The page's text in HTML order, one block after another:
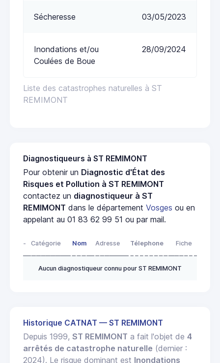
Liste des catastrophes naturelles à ST
REMIMONT
Sécheresse 03/05/2023
Inondations et/ou
Coulées de Boue
28/09/2024
Diagnostiqueurs à ST REMIMONT
Pour obtenir un Diagnostic d'État des
Risques et Pollution à ST REMIMONT
contactez un diagnostiqueur à ST
REMIMONT dans le département Vosges ou en
appelant au 01 83 62 99 51 ou par mail.
- Catégorie Nom Adresse Télephone Fiche
Aucun diagnostiqueur connu pour ST REMIMONT
Historique CATNAT — ST REMIMONT
Depuis 1999, ST REMIMONT a fait l'objet de 4
arrêtés de catastrophe naturelle (dernier :
2024). Le risque dominant est Inondations